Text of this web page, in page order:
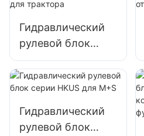
Гидравлический
рулевой блок
серии 101 типа
Eaton для
трактора
Гидравлический
рулевой блок